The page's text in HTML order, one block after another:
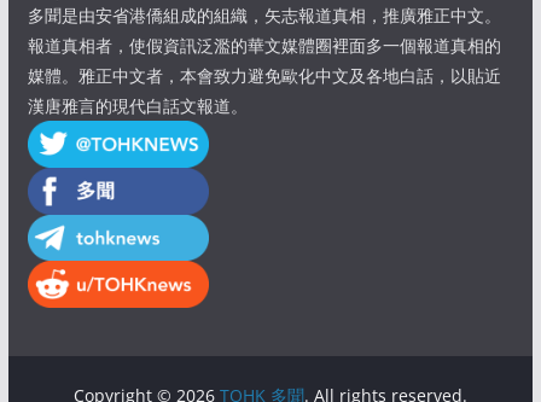
多聞是由安省港僑組成的組織，矢志報道真相，推廣雅正中文。
報道真相者，使假資訊泛濫的華文媒體圈裡面多一個報道真相的
媒體。雅正中文者，本會致力避免歐化中文及各地白話，以貼近
漢唐雅言的現代白話文報道。
Copyright © 2026 TOHK 多聞. All rights reserved.